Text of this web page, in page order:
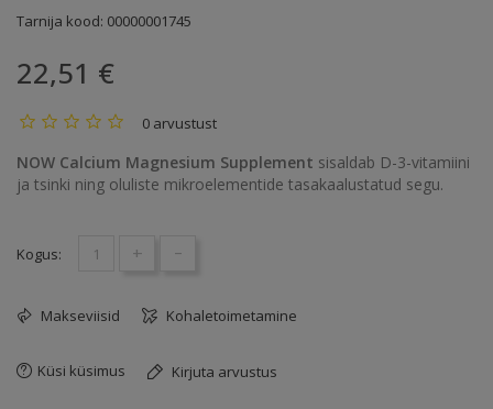
Tarnija kood: 00000001745
22,51 €
0 arvustust
NOW Calcium Magnesium Supplement sisaldab D-3-vitamiini
ja tsinki ning oluliste mikroelementide tasakaalustatud segu.
Kogus: + -
Makseviisid Kohaletoimetamine
Küsi küsimus Kirjuta arvustus